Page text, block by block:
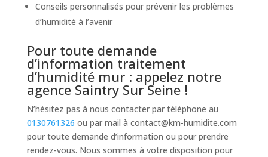
Conseils personnalisés pour prévenir les problèmes
d’humidité à l’avenir
Pour toute demande
d’information traitement
d’humidité mur : appelez notre
agence Saintry Sur Seine !
N’hésitez pas à nous contacter par téléphone au
0130761326 ou par mail à contact@km-humidite.com
pour toute demande d’information ou pour prendre
rendez-vous. Nous sommes à votre disposition pour